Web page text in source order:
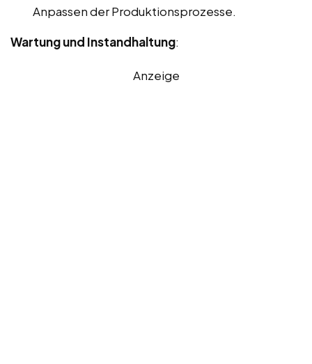
Anpassen der Produktionsprozesse.
Wartung und Instandhaltung:
Anzeige